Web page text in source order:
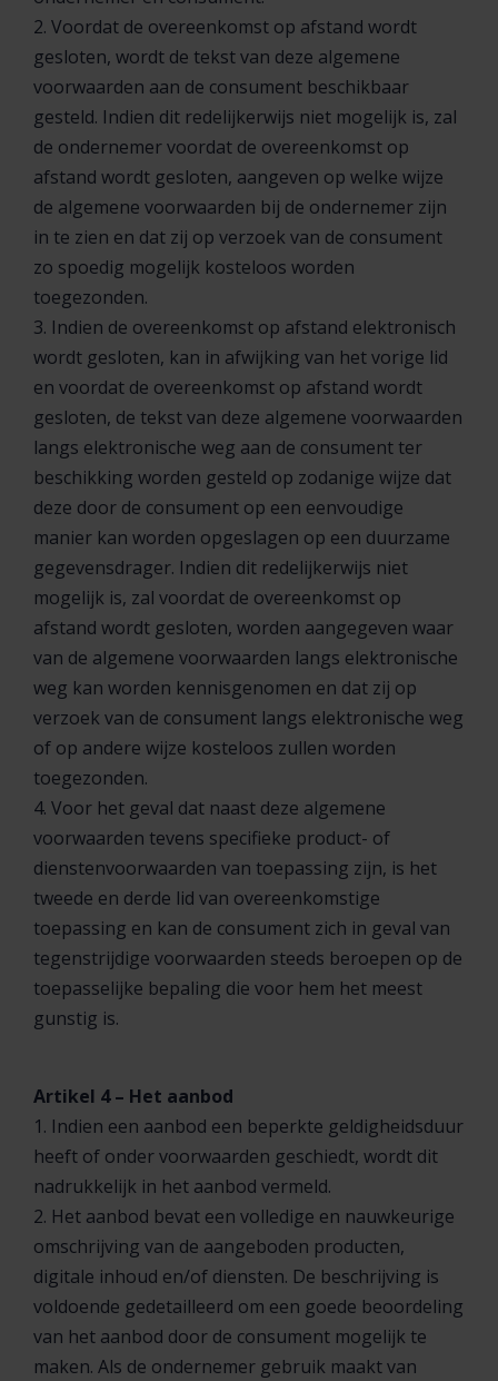
2. Voordat de overeenkomst op afstand wordt
gesloten, wordt de tekst van deze algemene
voorwaarden aan de consument beschikbaar
gesteld. Indien dit redelijkerwijs niet mogelijk is, zal
de ondernemer voordat de overeenkomst op
afstand wordt gesloten, aangeven op welke wijze
de algemene voorwaarden bij de ondernemer zijn
in te zien en dat zij op verzoek van de consument
zo spoedig mogelijk kosteloos worden
toegezonden.
3. Indien de overeenkomst op afstand elektronisch
wordt gesloten, kan in afwijking van het vorige lid
en voordat de overeenkomst op afstand wordt
gesloten, de tekst van deze algemene voorwaarden
langs elektronische weg aan de consument ter
beschikking worden gesteld op zodanige wijze dat
deze door de consument op een eenvoudige
manier kan worden opgeslagen op een duurzame
gegevensdrager. Indien dit redelijkerwijs niet
mogelijk is, zal voordat de overeenkomst op
afstand wordt gesloten, worden aangegeven waar
van de algemene voorwaarden langs elektronische
weg kan worden kennisgenomen en dat zij op
verzoek van de consument langs elektronische weg
of op andere wijze kosteloos zullen worden
toegezonden.
4. Voor het geval dat naast deze algemene
voorwaarden tevens specifieke product- of
dienstenvoorwaarden van toepassing zijn, is het
tweede en derde lid van overeenkomstige
toepassing en kan de consument zich in geval van
tegenstrijdige voorwaarden steeds beroepen op de
toepasselijke bepaling die voor hem het meest
gunstig is.
Artikel 4 – Het aanbod
1. Indien een aanbod een beperkte geldigheidsduur
heeft of onder voorwaarden geschiedt, wordt dit
nadrukkelijk in het aanbod vermeld.
2. Het aanbod bevat een volledige en nauwkeurige
omschrijving van de aangeboden producten,
digitale inhoud en/of diensten. De beschrijving is
voldoende gedetailleerd om een goede beoordeling
van het aanbod door de consument mogelijk te
maken. Als de ondernemer gebruik maakt van